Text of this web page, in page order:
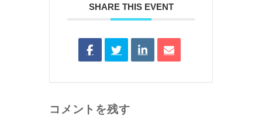
SHARE THIS EVENT
コメントを残す